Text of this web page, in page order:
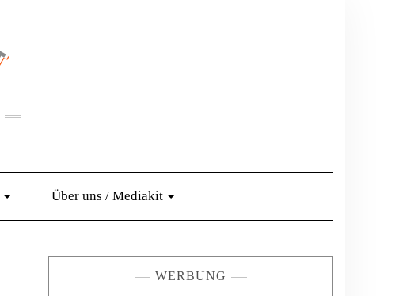
Über uns / Mediakit
WERBUNG